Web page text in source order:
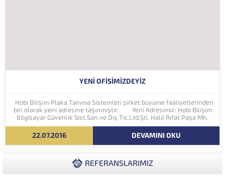
YENI OFISIMIZDEYIZ
Hobi Bilişim Plaka Tanıma Sistemleri şirket büyüme faaliyetlerinden
biri olarak yeni adresine taşınmıştır. Yeni Adresimiz: Hobi Bilişim
Bilgisayar Güvenlik Sist.San.ve Dış Tic.Ltd.Şti. Halil Rıfat Paşa Mh.
Perpa Ticaret Merkezi A Blok Kat:5 No:71-73 (34384) Şişli...
22.07.2016 DEVAMINI OKU
REFERANSLARIMIZ